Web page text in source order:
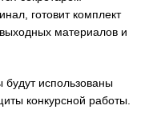
готовит комплект
материалов и
использованы
конкурсной работы.